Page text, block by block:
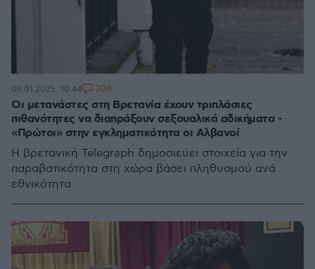
Οι μετανάστες στη Βρετανία έχουν τριπλάσιες
πιθανότητες να διαπράξουν σεξουαλικά αδικήματα -
«Πρώτοι» στην εγκληματικότητα οι Αλβανοί
Η βρετανική Telegraph δημοσιεύει στοιχεία για την
παραβατικότητα στη χώρα βάσει πληθυσμού ανά
εθνικότητα
06.01.2025, 10:44 308